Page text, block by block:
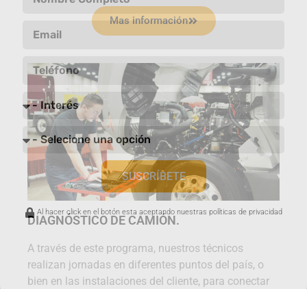
Mas información
DIAGNÓSTICO DE CAMIÓN.
A través de este programa, nuestros técnicos
realizan jornadas en diferentes puntos del país, o
bien en las instalaciones del cliente, para conectar
SUSCRÍBETE
Al hacer click en el botón esta aceptando nuestras políticas de privacidad